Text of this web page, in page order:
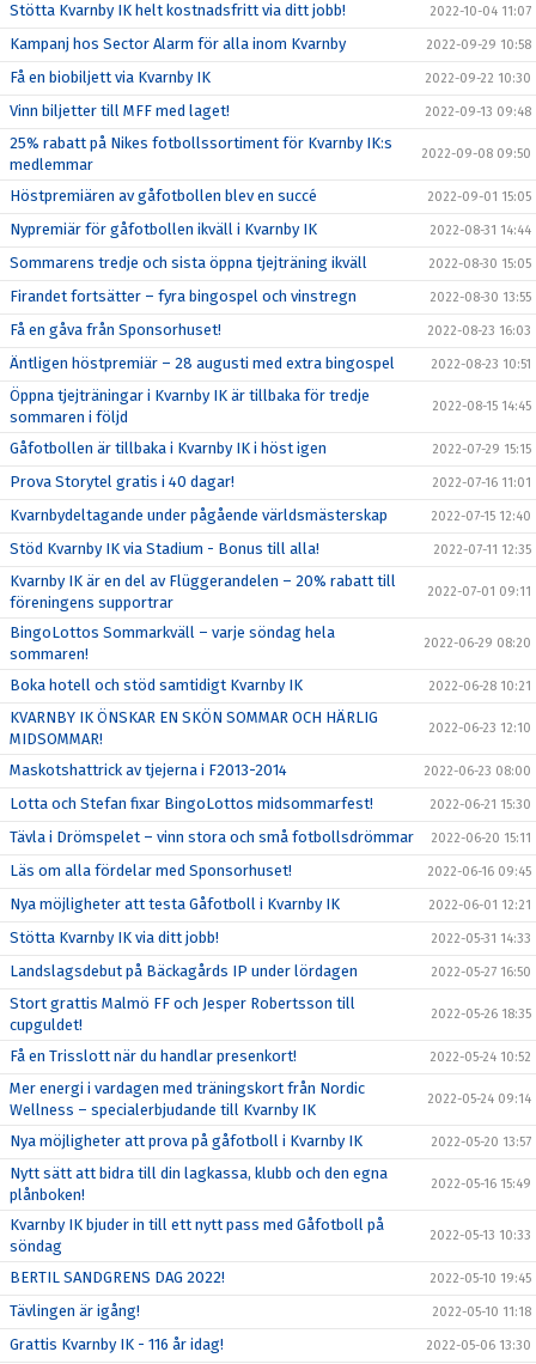
Stötta Kvarnby IK helt kostnadsfritt via ditt jobb! 2022-10-04 11:07
Kampanj hos Sector Alarm för alla inom Kvarnby 2022-09-29 10:58
Få en biobiljett via Kvarnby IK 2022-09-22 10:30
Vinn biljetter till MFF med laget! 2022-09-13 09:48
25% rabatt på Nikes fotbollssortiment för Kvarnby IK:s
medlemmar
2022-09-08 09:50
Höstpremiären av gåfotbollen blev en succé 2022-09-01 15:05
Nypremiär för gåfotbollen ikväll i Kvarnby IK 2022-08-31 14:44
Sommarens tredje och sista öppna tjejträning ikväll 2022-08-30 15:05
Firandet fortsätter – fyra bingospel och vinstregn 2022-08-30 13:55
Få en gåva från Sponsorhuset! 2022-08-23 16:03
Äntligen höstpremiär – 28 augusti med extra bingospel 2022-08-23 10:51
Öppna tjejträningar i Kvarnby IK är tillbaka för tredje
sommaren i följd
2022-08-15 14:45
Gåfotbollen är tillbaka i Kvarnby IK i höst igen 2022-07-29 15:15
Prova Storytel gratis i 40 dagar! 2022-07-16 11:01
Kvarnbydeltagande under pågående världsmästerskap 2022-07-15 12:40
Stöd Kvarnby IK via Stadium - Bonus till alla! 2022-07-11 12:35
Kvarnby IK är en del av Flüggerandelen – 20% rabatt till
föreningens supportrar
2022-07-01 09:11
BingoLottos Sommarkväll – varje söndag hela
sommaren!
2022-06-29 08:20
Boka hotell och stöd samtidigt Kvarnby IK 2022-06-28 10:21
KVARNBY IK ÖNSKAR EN SKÖN SOMMAR OCH HÄRLIG
MIDSOMMAR!
2022-06-23 12:10
Maskotshattrick av tjejerna i F2013-2014 2022-06-23 08:00
Lotta och Stefan fixar BingoLottos midsommarfest! 2022-06-21 15:30
Tävla i Drömspelet – vinn stora och små fotbollsdrömmar 2022-06-20 15:11
Läs om alla fördelar med Sponsorhuset! 2022-06-16 09:45
Nya möjligheter att testa Gåfotboll i Kvarnby IK 2022-06-01 12:21
Stötta Kvarnby IK via ditt jobb! 2022-05-31 14:33
Landslagsdebut på Bäckagårds IP under lördagen 2022-05-27 16:50
Stort grattis Malmö FF och Jesper Robertsson till
cupguldet!
2022-05-26 18:35
Få en Trisslott när du handlar presenkort! 2022-05-24 10:52
Mer energi i vardagen med träningskort från Nordic
Wellness – specialerbjudande till Kvarnby IK
2022-05-24 09:14
Nya möjligheter att prova på gåfotboll i Kvarnby IK 2022-05-20 13:57
Nytt sätt att bidra till din lagkassa, klubb och den egna
plånboken!
2022-05-16 15:49
Kvarnby IK bjuder in till ett nytt pass med Gåfotboll på
söndag
2022-05-13 10:33
BERTIL SANDGRENS DAG 2022! 2022-05-10 19:45
Tävlingen är igång! 2022-05-10 11:18
Grattis Kvarnby IK - 116 år idag! 2022-05-06 13:30